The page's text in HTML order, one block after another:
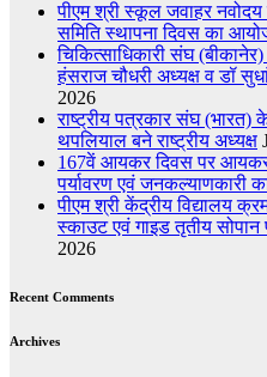
पीएम श्री स्कूल जवाहर नवोदय
समिति स्थापना दिवस का
चिकित्साधिकारी संघ
हंसराज चौधरी अध्यक्ष व डॉ
2026
राष्ट्रीय पत्रकार संघ (भारत)
थपलियाल बने राष्ट्रीय अध्यक्ष
167वें आयकर दिवस पर आयकर
पर्यावरण एवं जनकल्याणकारी
पीएम श्री केंद्रीय विद्यालय
स्काउट एवं गाइड तृतीय सोपान
2026
Recent Comments
Archives